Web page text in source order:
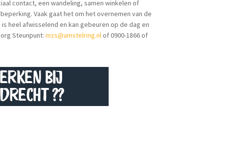
contact, een wandeling, samen winkelen of
Vaak gaat het om het overnemen van de
heel afwisselend en kan gebeuren op de dag en
Steunpunt:mzs@amstelring.nlof 0900-1866 of